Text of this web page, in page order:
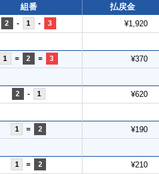
組番 払戻金
2 - 1 - 3 ¥1,920
1 = 2 = 3 ¥370
2 - 1 ¥620
1 = 2 ¥190
1 = 2 ¥210